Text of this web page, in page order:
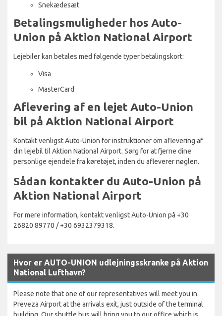
Snekædesæt
Betalingsmuligheder hos Auto-
Union på Aktion National Airport
Lejebiler kan betales med følgende typer betalingskort:
Visa
MasterCard
Aflevering af en lejet Auto-Union
bil på Aktion National Airport
Kontakt venligst Auto-Union for instruktioner om aflevering af
din lejebil til Aktion National Airport. Sørg for at fjerne dine
personlige ejendele fra køretøjet, inden du afleverer nøglen.
Sådan kontakter du Auto-Union på
Aktion National Airport
For mere information, kontakt venligst Auto-Union på +30
26820 89770 / +30 6932379318.
Hvor er AUTO-UNION udlejningsskranke på Aktion
National Lufthavn?
Please note that one of our representatives will meet you in
Preveza Airport at the arrivals exit, just outside of the terminal
building. Our shuttle bus will bring you to our office which is